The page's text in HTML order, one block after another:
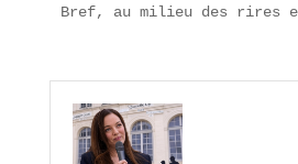
Bref, au milieu des rires